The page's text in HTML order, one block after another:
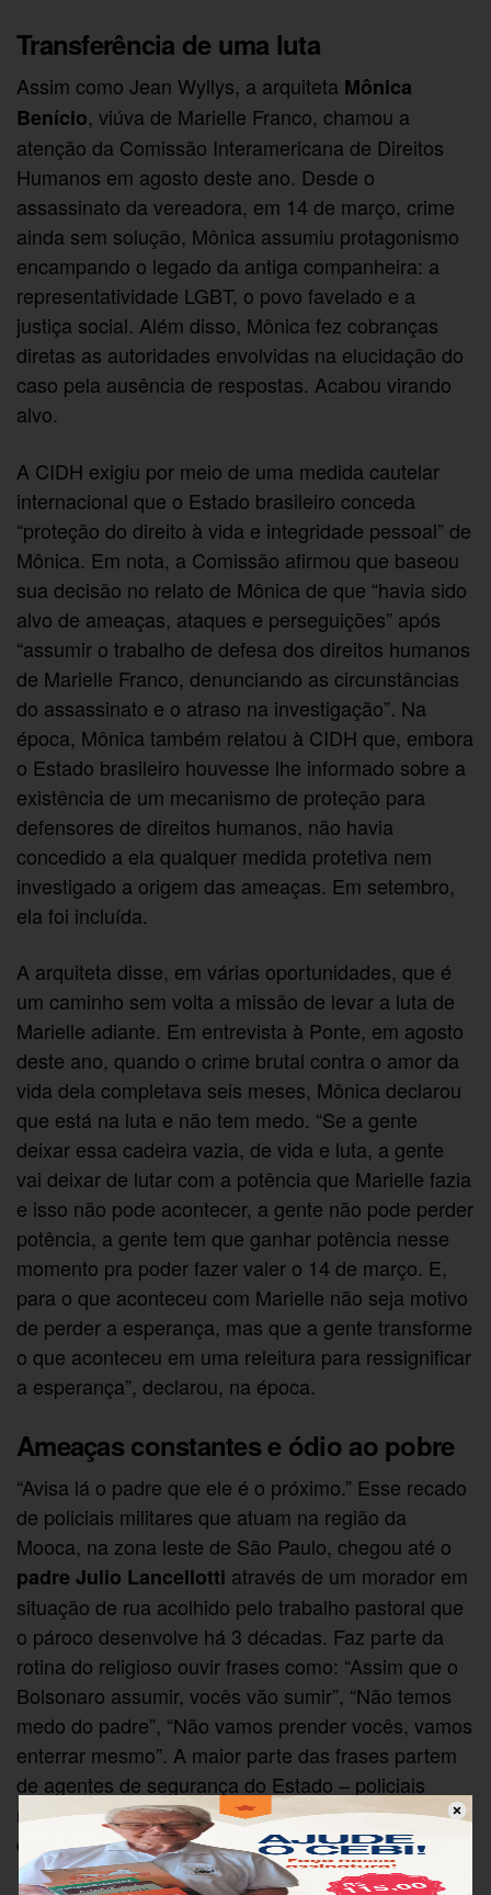
Transferência de uma luta
Assim como Jean Wyllys, a arquiteta Mônica
Benício, viúva de Marielle Franco, chamou a
atenção da Comissão Interamericana de Direitos
Humanos em agosto deste ano. Desde o
assassinato da vereadora, em 14 de março, crime
ainda sem solução, Mônica assumiu protagonismo
encampando o legado da antiga companheira: a
representatividade LGBT, o povo favelado e a
justiça social. Além disso, Mônica fez cobranças
diretas as autoridades envolvidas na elucidação do
caso pela ausência de respostas. Acabou virando
alvo.
A CIDH exigiu por meio de uma medida cautelar
internacional que o Estado brasileiro conceda
“proteção do direito à vida e integridade pessoal” de
Mônica. Em nota, a Comissão afirmou que baseou
sua decisão no relato de Mônica de que “havia sido
alvo de ameaças, ataques e perseguições” após
“assumir o trabalho de defesa dos direitos humanos
de Marielle Franco, denunciando as circunstâncias
do assassinato e o atraso na investigação”. Na
época, Mônica também relatou à CIDH que, embora
o Estado brasileiro houvesse lhe informado sobre a
existência de um mecanismo de proteção para
defensores de direitos humanos, não havia
concedido a ela qualquer medida protetiva nem
investigado a origem das ameaças. Em setembro,
ela foi incluída.
A arquiteta disse, em várias oportunidades, que é
um caminho sem volta a missão de levar a luta de
Marielle adiante. Em entrevista à Ponte, em agosto
deste ano, quando o crime brutal contra o amor da
vida dela completava seis meses, Mônica declarou
que está na luta e não tem medo. “Se a gente
deixar essa cadeira vazia, de vida e luta, a gente
vai deixar de lutar com a potência que Marielle fazia
e isso não pode acontecer, a gente não pode perder
potência, a gente tem que ganhar potência nesse
momento pra poder fazer valer o 14 de março. E,
para o que aconteceu com Marielle não seja motivo
de perder a esperança, mas que a gente transforme
o que aconteceu em uma releitura para ressignificar
a esperança”, declarou, na época.
Ameaças constantes e ódio ao pobre
“Avisa lá o padre que ele é o próximo.” Esse recado
de policiais militares que atuam na região da
Mooca, na zona leste de São Paulo, chegou até o
padre Julio Lancellotti através de um morador em
situação de rua acolhido pelo trabalho pastoral que
o pároco desenvolve há 3 décadas. Faz parte da
rotina do religioso ouvir frases como: “Assim que o
Bolsonaro assumir, vocês vão sumir”, “Não temos
medo do padre”, “Não vamos prender vocês, vamos
enterrar mesmo”. A maior parte das frases partem
de agentes de segurança do Estado – policiais
militares e guardas civis. “Nunca vi PM e GCM se
darem tão bem em um propósito”.